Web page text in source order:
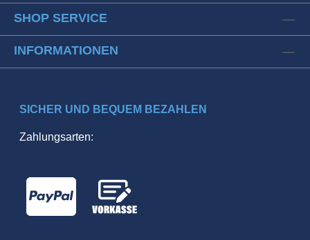
SHOP SERVICE
INFORMATIONEN
SICHER UND BEQUEM BEZAHLEN
Zahlungsarten: